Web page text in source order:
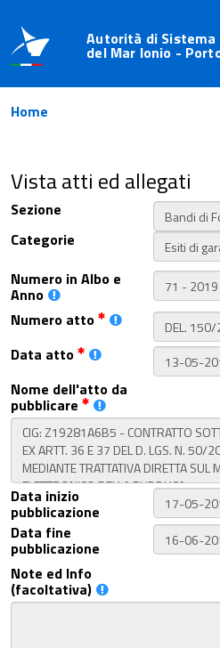
Autorità di Sistema
del Mar Ionio -
Home
Vista atti ed allegati
Sezione
Categorie
Numero in Albo e
Anno
Numero atto
Data atto
Nome dell'atto da
pubblicare
Data inizio
pubblicazione
Data fine
pubblicazione
Note ed Info
(facoltativa)